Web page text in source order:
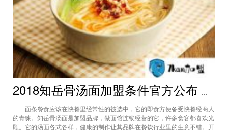
2018知岳骨汤面加盟条件官方公布 面馆投资实在品牌!
面条餐食应该在快餐里经常性的被选中，它的即食方便备受快餐经商人
的青睐。知岳骨汤面是加盟品牌，做面馆连锁经营的它，许多食客都喜欢光
顾。它的汤面各式各样，健康的制作让其品牌在餐饮行业里的生意不错。开